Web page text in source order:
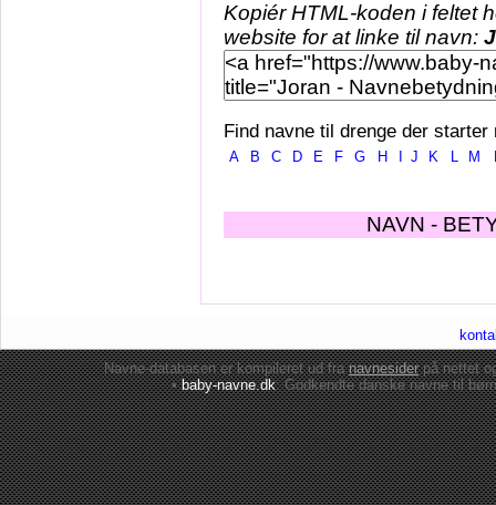
Kopiér HTML-koden i feltet
website for at linke til navn:
Find navne til drenge der starter
A B C D E F G H J K L M
NAVN -
Navne-databasen er kompileret ud franavnesiderpå nettet
•baby-navne.dk: Godkendte danskenavne til børn